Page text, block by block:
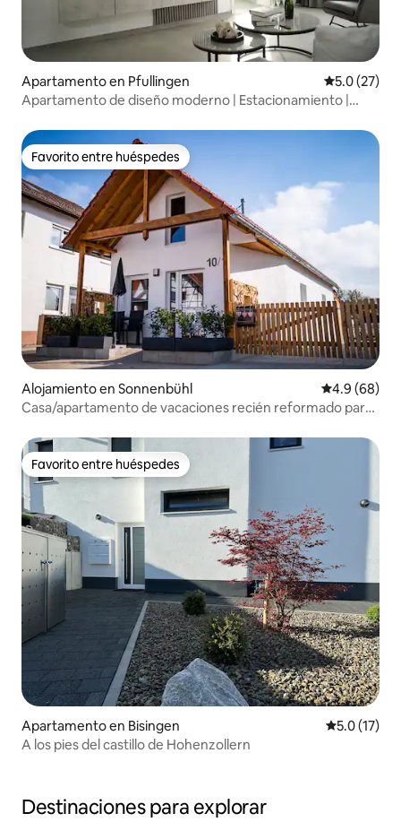
Apartamento en Pfullingen Calificación
5.0 (27)
Apartamento de diseño moderno | Estacionamiento |
Favorito entre huéspedes
Favorito entre huéspedes
Alojamiento en Sonnenbühl Calificación
4.9 (68)
Casa/apartamento de vacaciones recién reformado para
Favorito entre huéspedes
Favorito entre huéspedes
Apartamento en Bisingen Calificación
5.0 (17)
A los pies del castillo de Hohenzollern
Destinaciones para explorar